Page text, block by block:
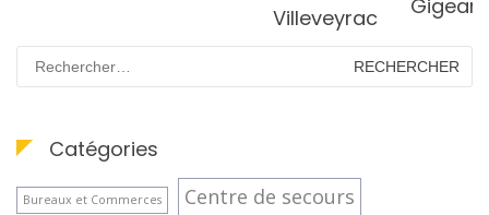
Villeveyrac
Gigean
Rechercher :
Catégories
Bureaux et Commerces Centre de secours